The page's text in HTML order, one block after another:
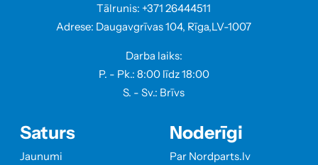
Tālrunis: +371 26444511
Adrese: Daugavgrīvas 104, Rīga,LV-1007
Darba laiks:
P. - Pk.: 8:00 līdz 18:00
S. - Sv.: Brīvs
Saturs
Jaunumi
Noderīgi
Par Nordparts.lv